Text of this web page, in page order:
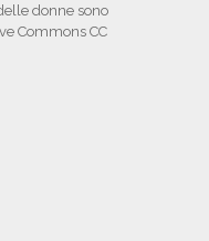
donne sono
Commons CC